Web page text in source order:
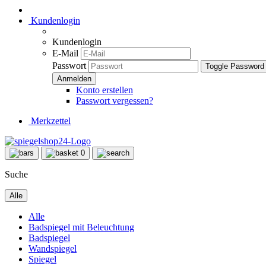
Kundenlogin
Kundenlogin
E-Mail
Passwort
Toggle
Konto erstellen
Passwort vergessen?
Merkzettel
0
Suche
Alle
Alle
Badspiegel mit Beleuchtung
Badspiegel
Wandspiegel
Spiegel